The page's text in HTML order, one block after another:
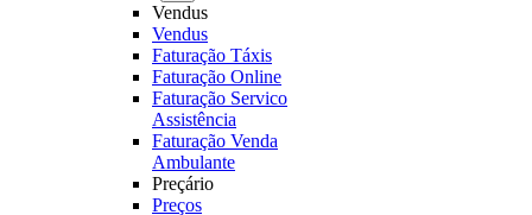
Vendus
Vendus
Faturação Táxis
Faturação Online
Faturação Servico
Assistência
Faturação Venda
Ambulante
Preçário
Preços